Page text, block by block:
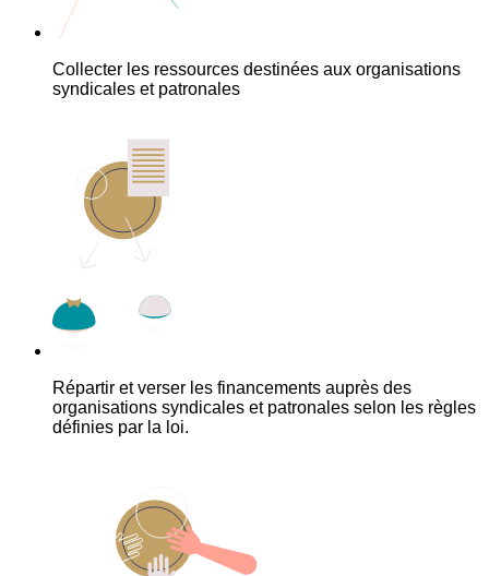
Collecter les ressources destinées aux organisations
syndicales et patronales
Répartir et verser les financements auprès des
organisations syndicales et patronales selon les règles
définies par la loi.